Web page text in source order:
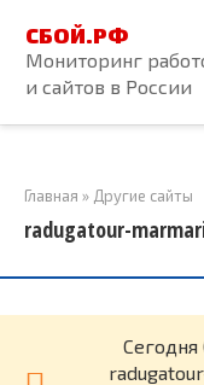
контенту
СБОЙ.РФ
Мониторинг
и сайтов в России
Главная » Другие сайты
radugatour-
Cегодня